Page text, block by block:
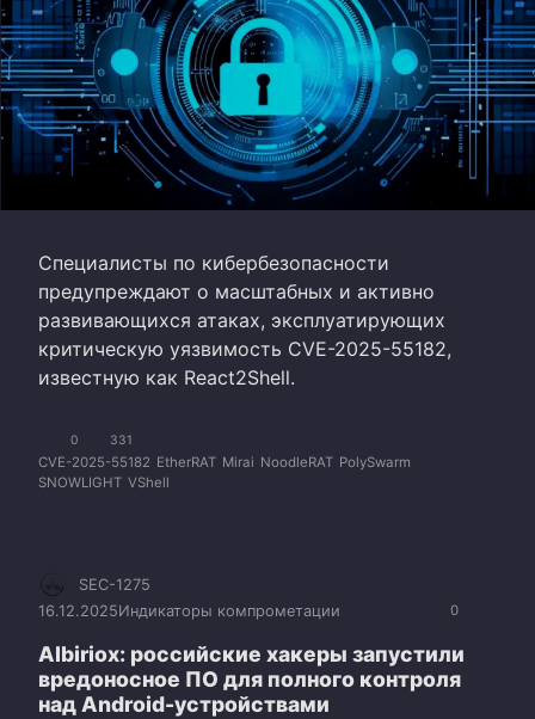
Специалисты по кибербезопасности
предупреждают о масштабных и активно
развивающихся атаках, эксплуатирующих
критическую уязвимость CVE-2025-55182,
известную как React2Shell.
0 331
CVE-2025-55182 EtherRAT Mirai NoodleRAT PolySwarm
SNOWLIGHT VShell
0
SEC-1275
16.12.2025Индикаторы компрометации
Albiriox: российские хакеры запустили
вредоносное ПО для полного контроля
над Android-устройствами